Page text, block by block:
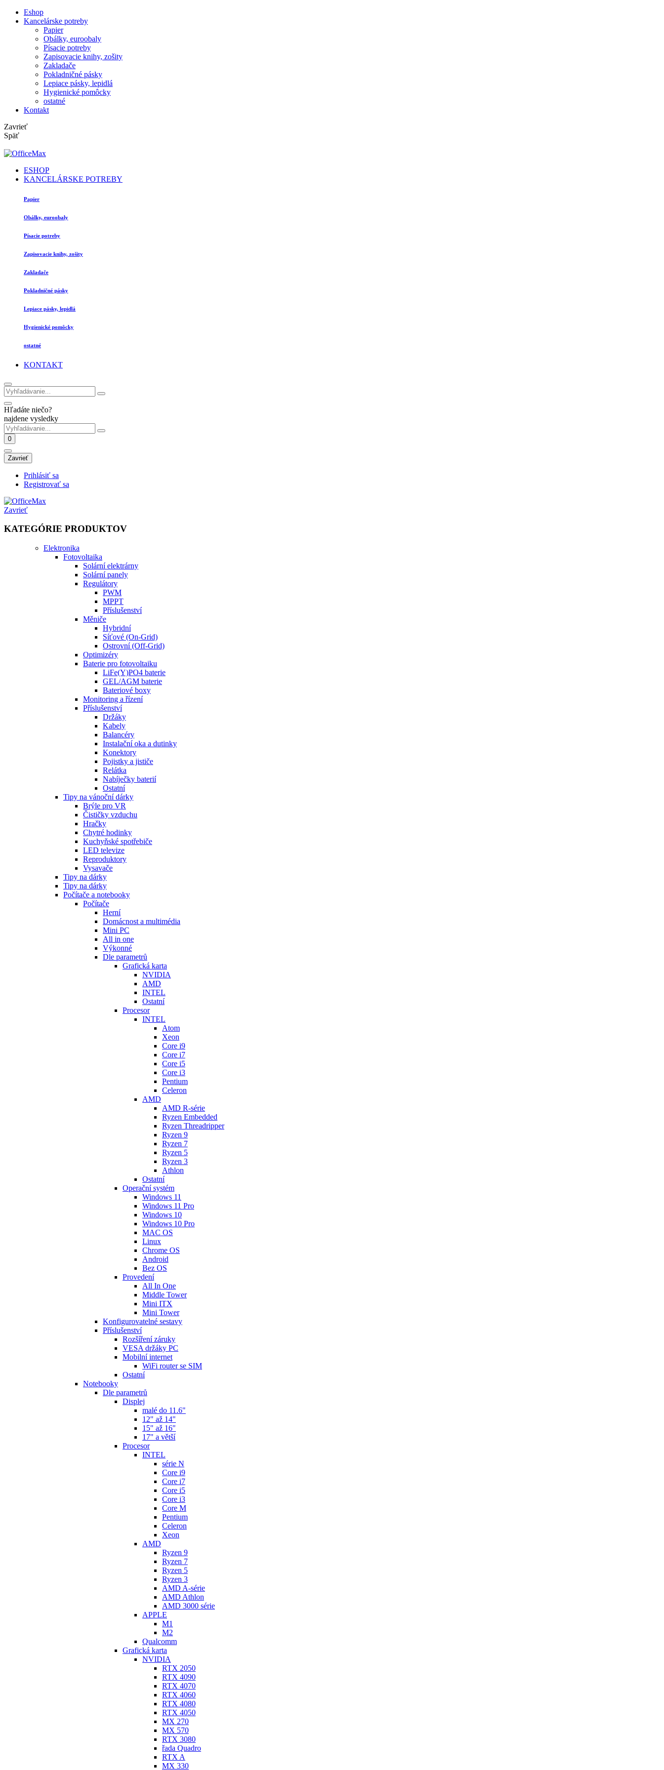
Eshop
Kancelárske potreby
Papier
Obálky, euroobaly
Písacie potreby
Zapisovacie knihy, zošity
Zakladače
Pokladničné pásky
Lepiace pásky, lepidlá
Hygienické pomôcky
ostatné
Kontakt
Zavrieť
Späť
ESHOP
KANCELÁRSKE POTREBY
Papier
Obálky, euroobaly
Písacie potreby
Zapisovacie knihy, zošity
Zakladače
Pokladničné pásky
Lepiace pásky, lepidlá
Hygienické pomôcky
ostatné
KONTAKT
Hľadáte niečo?
najdene vysledky
0
Zavrieť
Prihlásiť sa
Registrovať sa
Zavrieť
KATEGÓRIE PRODUKTOV
Elektronika
Fotovoltaika
Solární elektrárny
Solární panely
Regulátory
PWM
MPPT
Příslušenství
Měniče
Hybridní
Síťové (On-Grid)
Ostrovní (Off-Grid)
Optimizéry
Baterie pro fotovoltaiku
LiFe(Y)PO4 baterie
GEL/AGM baterie
Bateriové boxy
Monitoring a řízení
Příslušenství
Držáky
Kabely
Balancéry
Instalační oka a dutinky
Konektory
Pojistky a jističe
Relátka
Nabíječky baterií
Ostatní
Tipy na vánoční dárky
Brýle pro VR
Čističky vzduchu
Hračky
Chytré hodinky
Kuchyňské spotřebiče
LED televize
Reproduktory
Vysavače
Tipy na dárky
Tipy na dárky
Počítače a notebooky
Počítače
Herní
Domácnost a multimédia
Mini PC
All in one
Výkonné
Dle parametrů
Grafická karta
NVIDIA
AMD
INTEL
Ostatní
Procesor
INTEL
Atom
Xeon
Core i9
Core i7
Core i5
Core i3
Pentium
Celeron
AMD
AMD R-série
Ryzen Embedded
Ryzen Threadripper
Ryzen 9
Ryzen 7
Ryzen 5
Ryzen 3
Athlon
Ostatní
Operační systém
Windows 11
Windows 11 Pro
Windows 10
Windows 10 Pro
MAC OS
Linux
Chrome OS
Android
Bez OS
Provedení
All In One
Middle Tower
Mini ITX
Mini Tower
Konfigurovatelné sestavy
Příslušenství
Rozšíření záruky
VESA držáky PC
Mobilní internet
WiFi router se SIM
Ostatní
Notebooky
Dle parametrů
Displej
malé do 11.6"
12" až 14"
15" až 16"
17" a větší
Procesor
INTEL
série N
Core i9
Core i7
Core i5
Core i3
Core M
Pentium
Celeron
Xeon
AMD
Ryzen 9
Ryzen 7
Ryzen 5
Ryzen 3
AMD A-série
AMD Athlon
AMD 3000 série
APPLE
M1
M2
Qualcomm
Grafická karta
NVIDIA
RTX 2050
RTX 4090
RTX 4070
RTX 4060
RTX 4080
RTX 4050
MX 270
MX 570
RTX 3080
řada Quadro
RTX A
MX 330